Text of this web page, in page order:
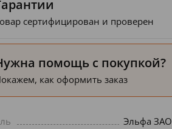
сертифицирован и проверен
помощь с покупкой?
как оформить заказ
Эльфа ЗАО